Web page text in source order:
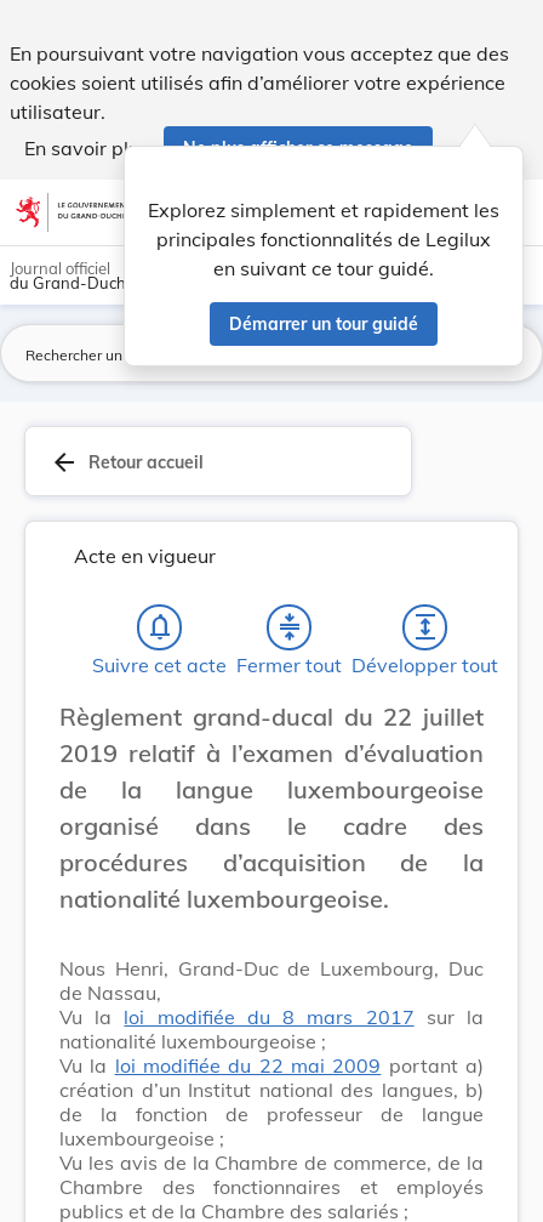
En poursuivant votre navigation vous acceptez que des
cookies soient utilisés afin d’améliorer votre expérience
utilisateur.
En savoir plus
Ne plus afficher ce message
Aller au contenu account_circle help Aide
Explorez simplement et rapidement les
principales fonctionnalités de Legilux
en suivant ce tour guidé.
Démarrer un tour guidé
light_mode dark_mode
Journal officiel
du Grand-Duché de Luxembourg
arrow_back Retour accueil
Acte en vigueur
notifications_none
Suivre cet acte
compress
Fermer tout
expand
Développer tout
Règlement grand-ducal du 22 juillet
2019 relatif à l’examen d’évaluation
de la langue luxembourgeoise
organisé dans le cadre des
procédures d’acquisition de la
nationalité luxembourgeoise.
Nous Henri, Grand-Duc de Luxembourg, Duc
de Nassau,
Vu la loi modifiée du 8 mars 2017 sur la
nationalité luxembourgeoise ;
Vu la loi modifiée du 22 mai 2009 portant a)
création d’un Institut national des langues, b)
de la fonction de professeur de langue
luxembourgeoise ;
Vu les avis de la Chambre de commerce, de la
Chambre des fonctionnaires et employés
publics et de la Chambre des salariés ;